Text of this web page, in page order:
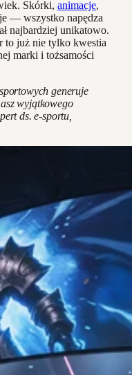
Skórki, animacje,
— wszystko napędza
najbardziej unikatowo.
to już nie tylko kwestia
marki i tożsamości
generuje
wyjątkowego
ds. e-sportu,